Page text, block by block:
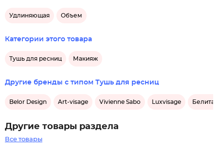
Удлиняющая Объем
Категории этого товара
Тушь для ресниц Макияж
Другие бренды с типом Тушь для ресниц
Belor Design Art-visage Vivienne Sabo Luxvisage Белита
Другие товары раздела
Все товары